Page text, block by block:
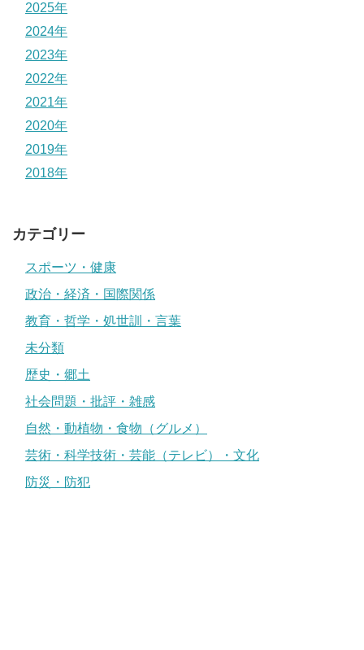
2025年
2024年
2023年
2022年
2021年
2020年
2019年
2018年
カテゴリー
スポーツ・健康
政治・経済・国際関係
教育・哲学・処世訓・言葉
未分類
歴史・郷土
社会問題・批評・雑感
自然・動植物・食物（グルメ）
芸術・科学技術・芸能（テレビ）・文化
防災・防犯